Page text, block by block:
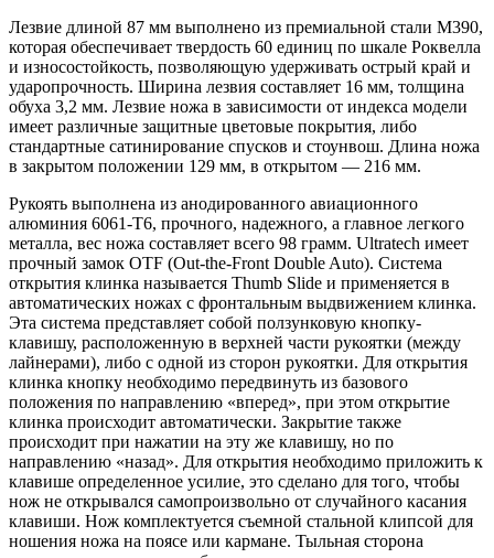
Лезвие длиной 87 мм выполнено из премиальной стали M390,
которая обеспечивает твердость 60 единиц по шкале Роквелла
и износостойкость, позволяющую удерживать острый край и
ударопрочность. Ширина лезвия составляет 16 мм, толщина
обуха 3,2 мм. Лезвие ножа в зависимости от индекса модели
имеет различные защитные цветовые покрытия, либо
стандартные сатинирование спусков и стоунвош. Длина ножа
в закрытом положении 129 мм, в открытом — 216 мм.
Рукоять выполнена из анодированного авиационного
алюминия 6061-T6, прочного, надежного, а главное легкого
металла, вес ножа составляет всего 98 грамм. Ultratech имеет
прочный замок OTF (Out-the-Front Double Auto). Система
открытия клинка называется Thumb Slide и применяется в
автоматических ножах с фронтальным выдвижением клинка.
Эта система представляет собой ползунковую кнопку-
клавишу, расположенную в верхней части рукоятки (между
лайнерами), либо с одной из сторон рукоятки. Для открытия
клинка кнопку необходимо передвинуть из базового
положения по направлению «вперед», при этом открытие
клинка происходит автоматически. Закрытие также
происходит при нажатии на эту же клавишу, но по
направлению «назад». Для открытия необходимо приложить к
клавише определенное усилие, это сделано для того, чтобы
нож не открывался самопроизвольно от случайного касания
клавиши. Нож комплектуется съемной стальной клипсой для
ношения ножа на поясе или кармане. Тыльная сторона